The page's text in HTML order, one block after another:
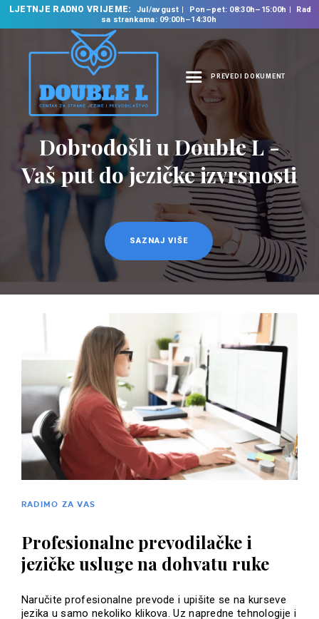
LJETNJE RADNO VRIJEME: Jul/avgust Pon–pet: 08:30h–15:00h
Rad
sa strankama: 09:00h–14:30h
PREVEDI DOKUMENT
NASLOVNA
O NAMA
NAŠE USLUGE
ŠKOLA STRANIH
JEZIKA
PREVODILAČKI BIRO
KURSEVI
NOVOSTI
KONTAKT
Dobrodošli u Double L -
Vaš put do jezičke izvrsnosti
SAZNAJ VIŠE
Prevodilačke usluge
na 35 jezika
SAZNAJ VIŠE
RADIMO ZA VAS
Profesionalne prevodilačke i
jezičke usluge na dohvatu ruke
Naručite profesionalne prevode i upišite se na kurseve
jezika u samo nekoliko klikova. Uz napredne tehnologije i